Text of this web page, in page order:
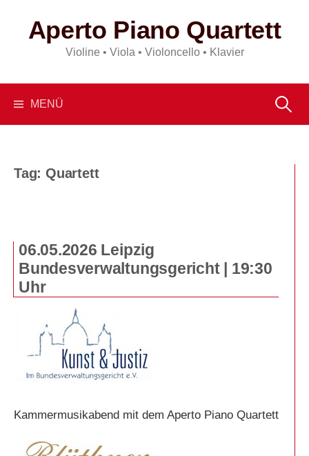
Aperto Piano Quartett
Violine • Viola • Violoncello • Klavier
MENÜ Suchen
Tag:Quartett
06.05.2026 Leipzig
Bundesverwaltungsgericht | 19:30
Uhr
Kammermusikabend mit dem Aperto Piano Quartett